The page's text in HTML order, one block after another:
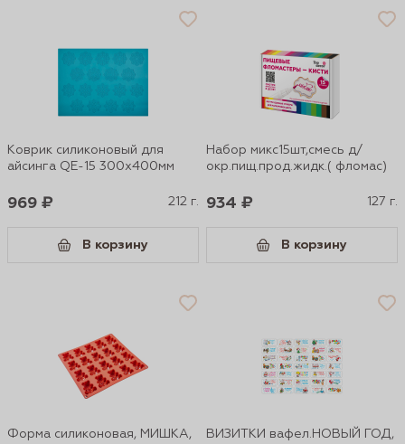
Коврик силиконовый для
айсинга QE-15 300х400мм
969 ₽ 212 г.
В корзину
Набор микс15шт,смесь д/
окр.пищ.прод.жидк.( фломас)
934 ₽ 127 г.
В корзину
Форма силиконовая, МИШКА, ВИЗИТКИ вафел.НОВЫЙ ГОД,